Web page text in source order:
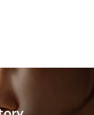
supervisiona
garantire la
i team
e